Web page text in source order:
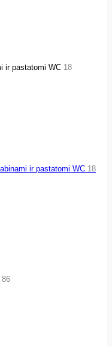
ir pastatomi WC 18
ir pastatomi WC 18
86